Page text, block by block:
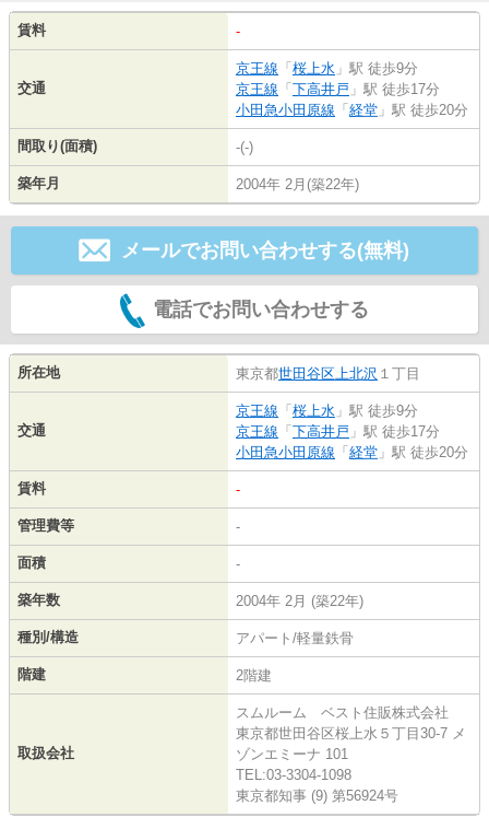
賃料 -
交通
京王線 「 桜上水 」駅 徒歩9分
京王線 「 下高井戸 」駅 徒歩17分
小田急小田原線 「 経堂 」駅 徒歩20分
間取り(面積) -(-)
築年月 2004年 2月(築22年)
メールでお問い合わせする(無料)
電話でお問い合わせする
所在地 東京都世田谷区上北沢 １丁目
交通
京王線 「 桜上水 」駅 徒歩9分
京王線 「 下高井戸 」駅 徒歩17分
小田急小田原線 「 経堂 」駅 徒歩20分
賃料 -
管理費等 -
面積 -
築年数 2004年 2月 (築22年)
種別/構造 アパート/軽量鉄骨
階建 2階建
取扱会社
スムルーム ベスト住販株式会社
東京都世田谷区桜上水５丁目30-7 メ
ゾンエミーナ 101
TEL:03-3304-1098
東京都知事 (9) 第56924号